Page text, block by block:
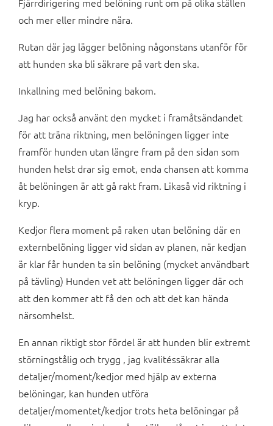
Fjärrdirigering med belöning runt om på olika ställen
och mer eller mindre nära.
Rutan där jag lägger belöning någonstans utanför för
att hunden ska bli säkrare på vart den ska.
Inkallning med belöning bakom.
Jag har också använt den mycket i framåtsändandet
för att träna riktning, men belöningen ligger inte
framför hunden utan längre fram på den sidan som
hunden helst drar sig emot, enda chansen att komma
åt belöningen är att gå rakt fram. Likaså vid riktning i
kryp.
Kedjor flera moment på raken utan belöning där en
externbelöning ligger vid sidan av planen, när kedjan
är klar får hunden ta sin belöning (mycket användbart
på tävling) Hunden vet att belöningen ligger där och
att den kommer att få den och att det kan hända
närsomhelst.
En annan riktigt stor fördel är att hunden blir extremt
störningstålig och trygg , jag kvalitéssäkrar alla
detaljer/moment/kedjor med hjälp av externa
belöningar, kan hunden utföra
detaljer/momentet/kedjor trots heta belöningar på